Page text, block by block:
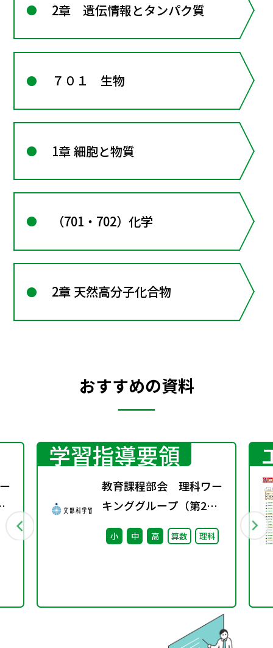
2章 遺伝情報とタンパク質
７０１ 生物
1章 細胞と物質
（701・702）化学
2章 天然高分子化合物
おすすめの資料
学習指導要領
教育課程部会 理科ワー
キンググループ（第2
回） 配付資料
小 中 高 算数 理科